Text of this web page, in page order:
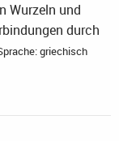
Wurzeln und
durch
griechisch